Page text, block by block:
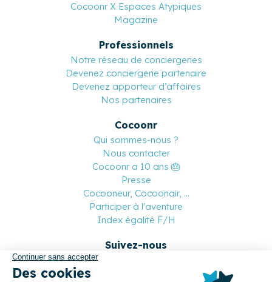
Cocoonr X Espaces Atypiques
Magazine
Professionnels
Notre réseau de conciergeries
Devenez conciergerie partenaire
Devenez apporteur d’affaires
Nos partenaires
Cocoonr
Qui sommes-nous ?
Nous contacter
Cocoonr a 10 ans 🎂
Presse
Cocooneur, Cocoonair, ...
Participer à l'aventure
Index égalité F/H
Suivez-nous